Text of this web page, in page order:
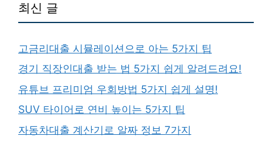
최신 글
고금리대출 시뮬레이션으로 아는 5가지 팁
경기 직장인대출 받는 법 5가지 쉽게 알려드려요!
유튜브 프리미엄 우회방법 5가지 쉽게 설명!
SUV 타이어로 연비 높이는 5가지 팁
자동차대출 계산기로 알짜 정보 7가지